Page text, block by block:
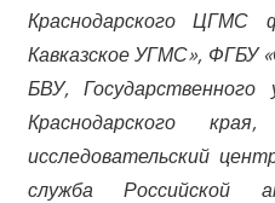
Краснодарского ЦГМС
Кавказское УГМС», ФГБУ
БВУ, Государственного
Краснодарского
исследовательский
служба Российской